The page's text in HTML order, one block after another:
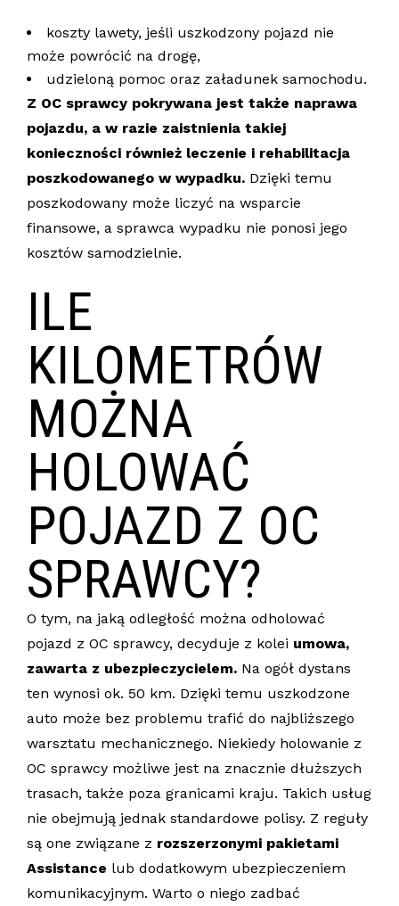
koszty lawety, jeśli uszkodzony pojazd nie
może powrócić na drogę,
udzieloną pomoc oraz załadunek samochodu.
Z OC sprawcy pokrywana jest także naprawa
pojazdu, a w razie zaistnienia takiej
konieczności również leczenie i rehabilitacja
poszkodowanego w wypadku. Dzięki temu
poszkodowany może liczyć na wsparcie
finansowe, a sprawca wypadku nie ponosi jego
kosztów samodzielnie.
ILE
KILOMETRÓW
MOŻNA
HOLOWAĆ
POJAZD Z OC
SPRAWCY?
O tym, na jaką odległość można odholować
pojazd z OC sprawcy, decyduje z kolei umowa,
zawarta z ubezpieczycielem. Na ogół dystans
ten wynosi ok. 50 km. Dzięki temu uszkodzone
auto może bez problemu trafić do najbliższego
warsztatu mechanicznego. Niekiedy holowanie z
OC sprawcy możliwe jest na znacznie dłuższych
trasach, także poza granicami kraju. Takich usług
nie obejmują jednak standardowe polisy. Z reguły
są one związane z rozszerzonymi pakietami
Assistance lub dodatkowym ubezpieczeniem
komunikacyjnym. Warto o niego zadbać